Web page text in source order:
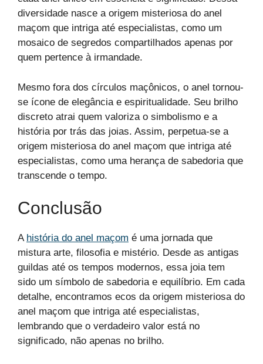
diversidade nasce a origem misteriosa do anel
maçom que intriga até especialistas, como um
mosaico de segredos compartilhados apenas por
quem pertence à irmandade.
Mesmo fora dos círculos maçônicos, o anel tornou-
se ícone de elegância e espiritualidade. Seu brilho
discreto atrai quem valoriza o simbolismo e a
história por trás das joias. Assim, perpetua-se a
origem misteriosa do anel maçom que intriga até
especialistas, como uma herança de sabedoria que
transcende o tempo.
Conclusão
A história do anel maçom é uma jornada que
mistura arte, filosofia e mistério. Desde as antigas
guildas até os tempos modernos, essa joia tem
sido um símbolo de sabedoria e equilíbrio. Em cada
detalhe, encontramos ecos da origem misteriosa do
anel maçom que intriga até especialistas,
lembrando que o verdadeiro valor está no
significado, não apenas no brilho.